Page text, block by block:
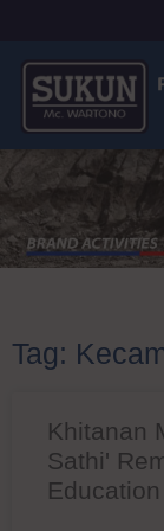
Tag:
Khitanan
Sathi'